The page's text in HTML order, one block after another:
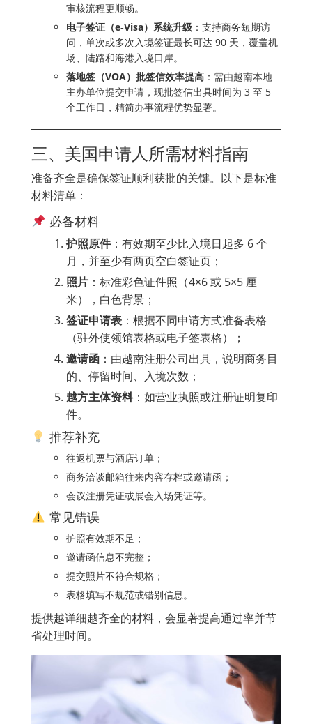
审核流程更顺畅。
电子签证（e‑Visa）系统升级 ：支持商务短期访
问，单次或多次入境签证最长可达 90 天，覆盖机
场、陆路和海港入境口岸。
落地签（VOA）批签信效率提高 ：需由越南本地
主办单位提交申请，现批签信出具时间为 3 至 5
个工作日，精简办事流程优势显著。
三、美国申请人所需材料指南
准备齐全是确保签证顺利获批的关键。以下是标准
材料清单：
必备材料
护照原件：有效期至少比入境日起多 6 个
月，并至少有两页空白签证页；
照片 ：标准彩色证件照（4×6 或 5×5 厘
米），白色背景；
签证申请表 ：根据不同申请方式准备表格
（驻外使领馆表格或电子签表格）；
邀请函 ：由越南注册公司出具，说明商务目
的、停留时间、入境次数；
越方主体资料：如营业执照或注册证明复印
件。
推荐补充
往返机票与酒店订单；
商务洽谈邮箱往来内容存档或邀请函；
会议注册凭证或展会入场凭证等。
常见错误
护照有效期不足；
邀请函信息不完整；
提交照片不符合规格；
表格填写不规范或错别信息。
提供越详细越齐全的材料，会显著提高通过率并节
省处理时间。